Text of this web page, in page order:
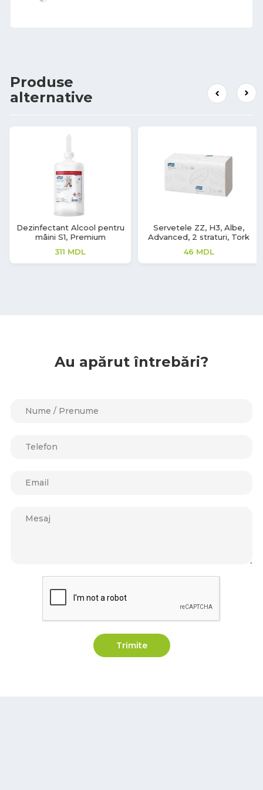
Produse
alternative
Servetele ZZ, H3, Albe,
Advanced, 2 straturi, Tork
46 MDL
Mănuși nitril Safe Light
99MDL
Au apărut întrebări?
Trimite